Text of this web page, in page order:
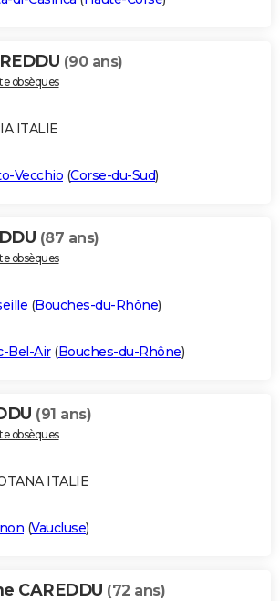
(90 ans)
obsèques
ITALIE
Vecchio (Corse-du-Sud)
(87 ans)
obsèques
(Bouches-du-Rhône)
Bel-Air(Bouches-du-Rhône)
(91 ans)
obsèques
ITALIE
(Vaucluse)
CAREDDU (72 ans)